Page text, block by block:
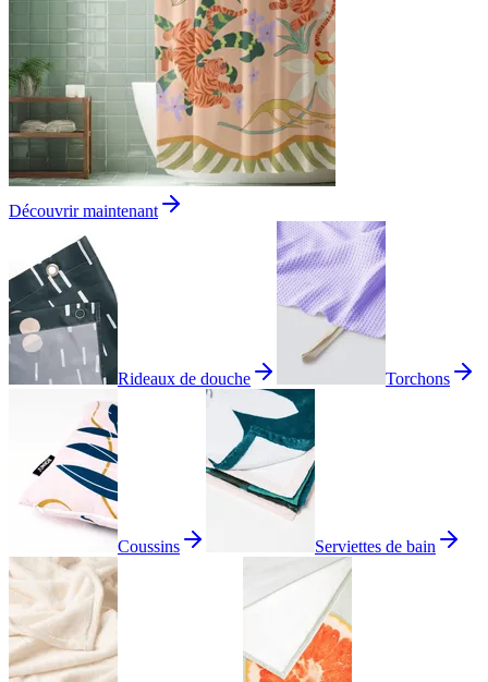
Découvrir maintenant
Rideaux de douche Torchons
Coussins Serviettes de bain